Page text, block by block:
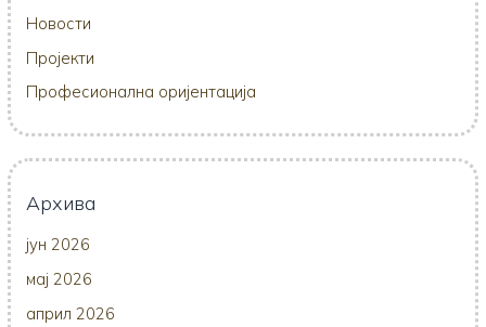
Новости
Пројекти
Професионална оријентација
Архива
јун 2026
мај 2026
април 2026